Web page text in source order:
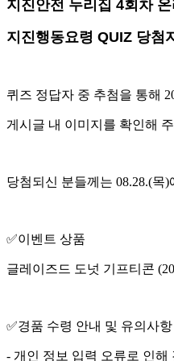
지진안전 누리집 4회차
지진행동요령 QUIZ 당첨
퀴즈 정답자 중 추첨을 통해
게시글 내 이미지를 확인해
당첨되신 분들께는 08.28.(목
✅이벤트 상품
글레이즈드 도넛 기프티콘
✅경품 수령 안내 및 유의사항
- 개인 정보 입력 오류로 인